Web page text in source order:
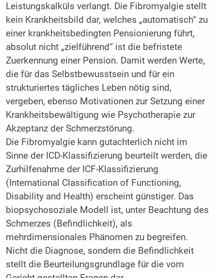
Leistungskalküls verlangt. Die Fibromyalgie stellt
kein Krankheitsbild dar, welches „automatisch“ zu
einer krankheitsbedingten Pensionierung führt,
absolut nicht „zielführend“ ist die befristete
Zuerkennung einer Pension. Damit werden Werte,
die für das Selbstbewusstsein und für ein
strukturiertes tägliches Leben nötig sind,
vergeben, ebenso Motivationen zur Setzung einer
Krankheitsbewältigung wie Psychotherapie zur
Akzeptanz der Schmerzstörung.
Die Fibromyalgie kann gutachterlich nicht im
Sinne der ICD-Klassifizierung beurteilt werden, die
Zurhilfenahme der ICF-Klassifizierung
(International Classification of Functioning,
Disability and Health) erscheint günstiger. Das
biopsychosoziale Modell ist, unter Beachtung des
Schmerzes (Befindlichkeit), als
mehrdimensionales Phänomen zu begreifen.
Nicht die Diagnose, sondern die Befindlichkeit
stellt die Beurteilungsgrundlage für die vom